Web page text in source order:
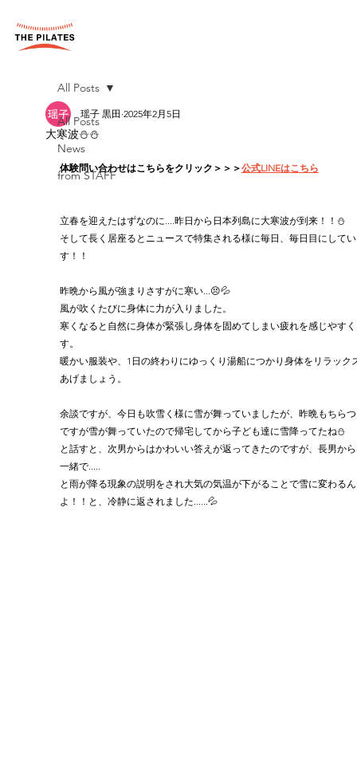
All Posts
News
from STAFF
All Posts
大寒波⛄⛄
瑶子 黒田 2025年2月5日
体験問い合わせはこちらをクリック＞＞＞公式LINEはこちら
立春を迎えたはずなのに....昨日から日本列島に大寒波が到来！！⛄
そして長く居座るとニュースで特集される様に毎日、毎日目にして
す！！
昨晩から風が強まりさすがに寒い...😣💦
風が吹くたびに身体に力が入りました。
寒くなると自然に身体が緊張し身体を固めてしまい疲れを感じやす
す。
暖かい服装や、1日の終わりにゆっくり湯船につかり身体をリラック
あげましょう。
余談ですが、今日も吹雪く様に雪が舞っていましたが、昨晩もちら
ですが雪が舞っていたので帰宅してから子ども達に雪降ってたね⛄
と話すと、次男からはかわいい答えが返ってきたのですが、長男か
一緒で.....
と雨が降る現象の説明をされ大気の気温が下がることで雪に変わる
よ！！と、冷静に返されました......💦